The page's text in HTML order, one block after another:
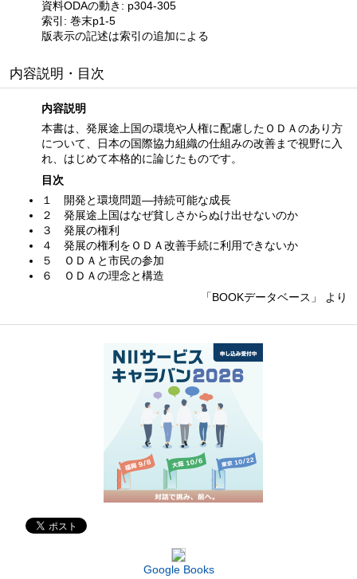
資料ODAの動き: p304-305
索引: 巻末p1-5
版表示の記述は索引の追加による
内容説明・目次
内容説明
本書は、発展途上国の環境や人権に配慮したＯＤＡのあり方
について、日本の国際協力組織の仕組みの改善まで視野に入
れ、はじめて本格的に論じたものです。
目次
１ 開発と環境問題—持続可能な成長
２ 発展途上国はなぜ貧しさからぬけ出せないのか
３ 発展の権利
４ 発展の権利をＯＤＡ改善手続に利用できないか
５ ＯＤＡと市民の参加
６ ＯＤＡの理念と構造
「BOOKデータベース」 より
Google Books